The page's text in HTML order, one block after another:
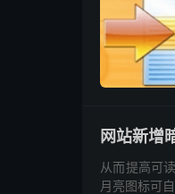
网站新增
从而提高可
月亮图标可